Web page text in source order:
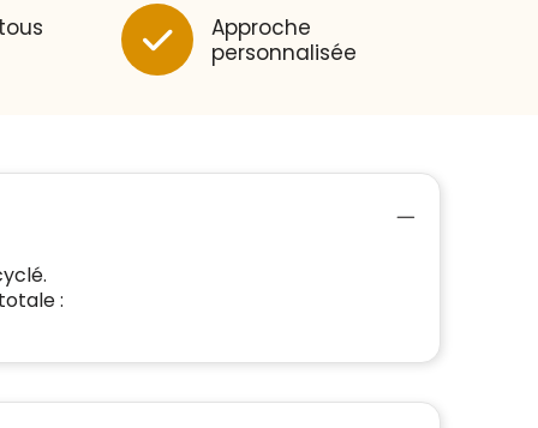
Approche
personnalisée
: